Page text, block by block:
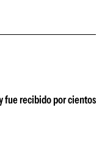
fue recibido por cientos